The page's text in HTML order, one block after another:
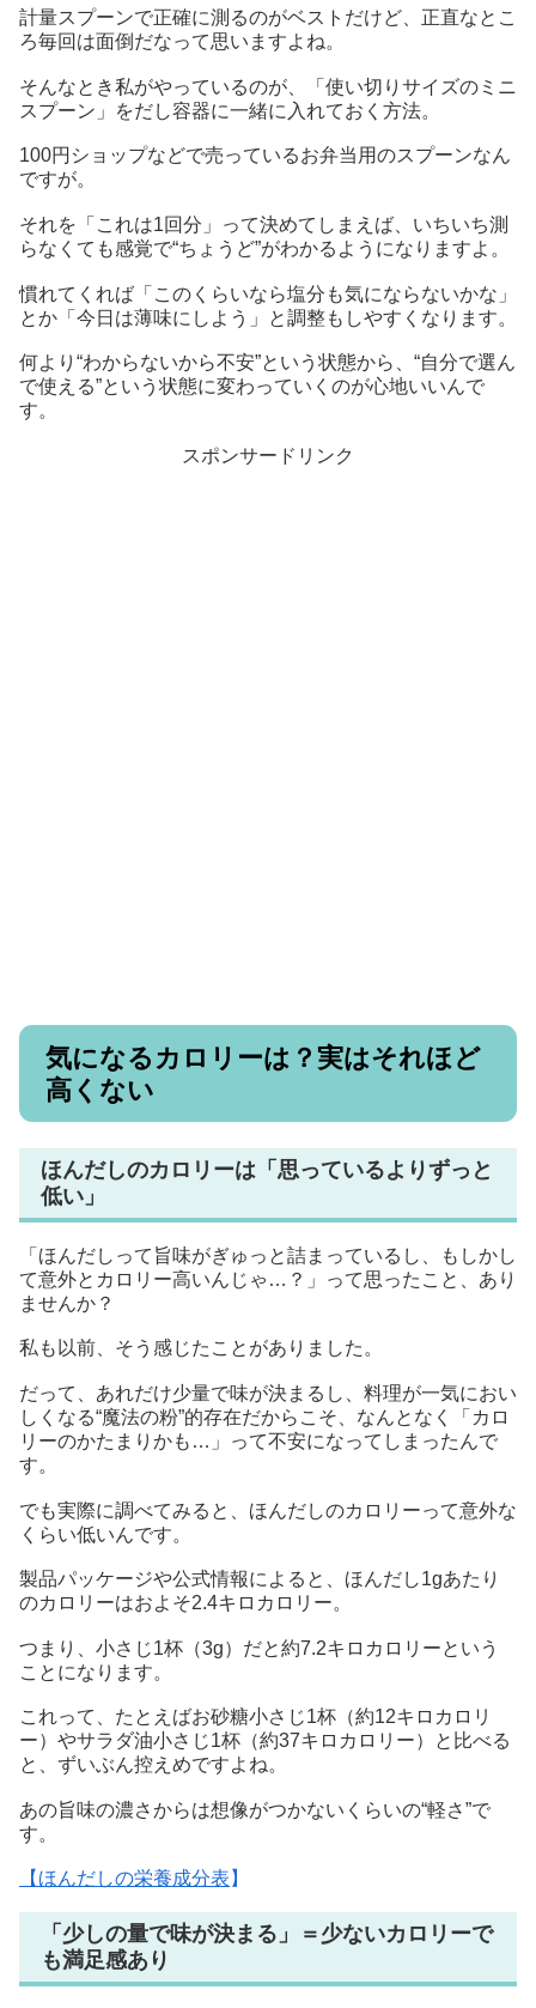
計量スプーンで正確に測るのがベストだけど、正直なとこ
ろ毎回は面倒だなって思いますよね。
そんなとき私がやっているのが、「使い切りサイズのミニ
スプーン」をだし容器に一緒に入れておく方法。
100円ショップなどで売っているお弁当用のスプーンなん
ですが。
それを「これは1回分」って決めてしまえば、いちいち測
らなくても感覚で“ちょうど”がわかるようになりますよ。
慣れてくれば「このくらいなら塩分も気にならないかな」
とか「今日は薄味にしよう」と調整もしやすくなります。
何より“わからないから不安”という状態から、“自分で選ん
で使える”という状態に変わっていくのが心地いいんで
す。
スポンサードリンク
気になるカロリーは？実はそれほど
高くない
ほんだしのカロリーは「思っているよりずっと
低い」
「ほんだしって旨味がぎゅっと詰まっているし、もしかし
て意外とカロリー高いんじゃ…？」って思ったこと、あり
ませんか？
私も以前、そう感じたことがありました。
だって、あれだけ少量で味が決まるし、料理が一気におい
しくなる“魔法の粉”的存在だからこそ、なんとなく「カロ
リーのかたまりかも…」って不安になってしまったんで
す。
でも実際に調べてみると、ほんだしのカロリーって意外な
くらい低いんです。
製品パッケージや公式情報によると、ほんだし1gあたり
のカロリーはおよそ2.4キロカロリー。
つまり、小さじ1杯（3g）だと約7.2キロカロリーという
ことになります。
これって、たとえばお砂糖小さじ1杯（約12キロカロリ
ー）やサラダ油小さじ1杯（約37キロカロリー）と比べる
と、ずいぶん控えめですよね。
あの旨味の濃さからは想像がつかないくらいの“軽さ”で
す。
【ほんだしの栄養成分表 】
「少しの量で味が決まる」＝少ないカロリーで
も満足感あり